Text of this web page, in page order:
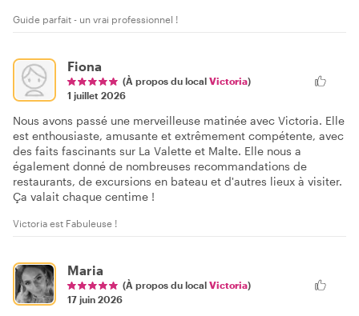
Guide parfait - un vrai professionnel !
Fiona
(À propos du local Victoria)
1 juillet 2026
Nous avons passé une merveilleuse matinée avec Victoria. Elle
est enthousiaste, amusante et extrêmement compétente, avec
des faits fascinants sur La Valette et Malte. Elle nous a
également donné de nombreuses recommandations de
restaurants, de excursions en bateau et d'autres lieux à visiter.
Ça valait chaque centime !
Victoria est Fabuleuse !
Maria
(À propos du local Victoria)
17 juin 2026